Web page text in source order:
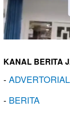
KANAL BERITA
-ADVERTORIAL
- BERITA